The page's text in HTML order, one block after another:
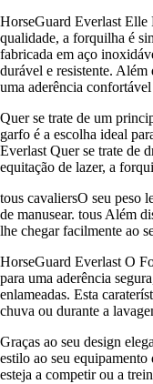
HorseGuard Everlast Elle
qualidade, a forquilha é
fabricada em aço
durável e resistente.
uma aderência confortável
Quer se trate de um
garfo é a escolha ideal
Everlast Quer se trate de
equitação de lazer, a
tous cavaliersO seu peso
de manusear. tous Além
lhe chegar facilmente ao
HorseGuard Everlast O
para uma aderência
enlameadas. Esta
chuva ou durante a
Graças ao seu design
estilo ao seu
esteja a competir ou a